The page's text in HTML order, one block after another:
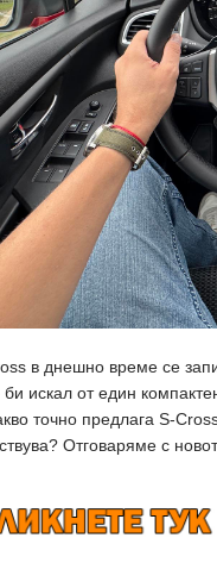
в днешно време се
би искал от един
точно предлага S-
Отговаряме с